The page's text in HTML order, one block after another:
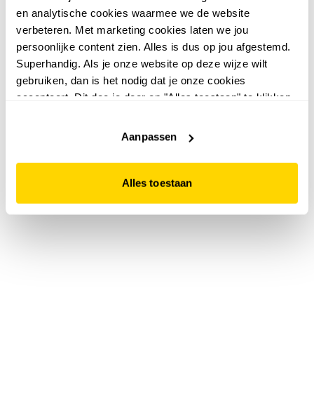
en analytische cookies waarmee we de website
verbeteren. Met marketing cookies laten we jou
persoonlijke content zien. Alles is dus op jou afgestemd.
Superhandig. Als je onze website op deze wijze wilt
gebruiken, dan is het nodig dat je onze cookies
accepteert. Dit doe je door op "Alles toestaan" te klikken.
website niet optimaal functioneert.
Aanpassen
Alles toestaan